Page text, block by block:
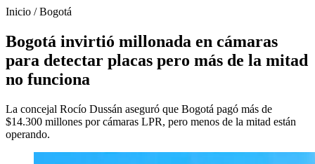
Inicio /Bogotá
Bogotá invirtió millonada en cámaras
para detectar placas pero más de la mitad
no funciona
La concejal Rocío Dussán aseguró que Bogotá pagó más de
$14.300 millones por cámaras LPR, pero menos de la mitad están
operando.